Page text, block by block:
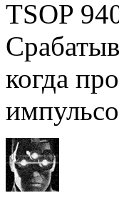
TSOP
когда